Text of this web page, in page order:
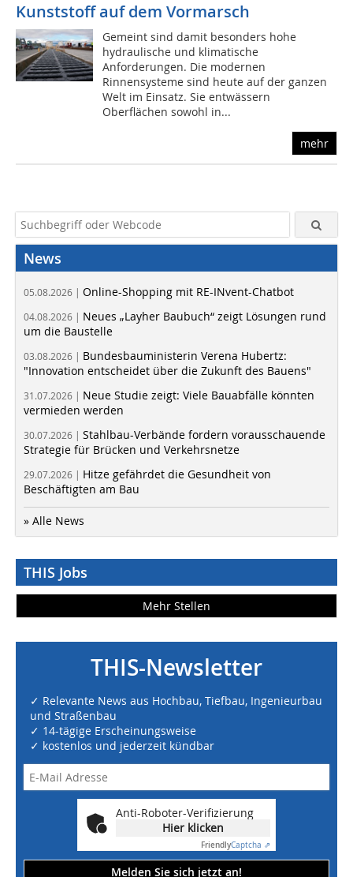
Kunststoff auf dem Vormarsch
Gemeint sind damit besonders hohe
hydraulische und klimatische
Anforderungen. Die modernen
Rinnensysteme sind heute auf der ganzen
Welt im Einsatz. Sie entwässern
Oberflächen sowohl in...
mehr
News
05.08.2026 | Online-Shopping mit RE-INvent-Chatbot
04.08.2026 | Neues „Layher Baubuch“ zeigt Lösungen rund
um die Baustelle
03.08.2026 | Bundesbauministerin Verena Hubertz:
"Innovation entscheidet über die Zukunft des Bauens"
31.07.2026 | Neue Studie zeigt: Viele Bauabfälle könnten
vermieden werden
30.07.2026 | Stahlbau-Verbände fordern vorausschauende
Strategie für Brücken und Verkehrsnetze
29.07.2026 | Hitze gefährdet die Gesundheit von
Beschäftigten am Bau
» Alle News
THIS Jobs
Mehr Stellen
THIS-Newsletter
✓ Relevante News aus Hochbau, Tiefbau, Ingenieurbau
und Straßenbau
✓ 14-tägige Erscheinungsweise
✓ kostenlos und jederzeit kündbar
Anti-Roboter-Verifizierung
Hier klicken
FriendlyCaptcha ⇗
Melden Sie sich jetzt an!